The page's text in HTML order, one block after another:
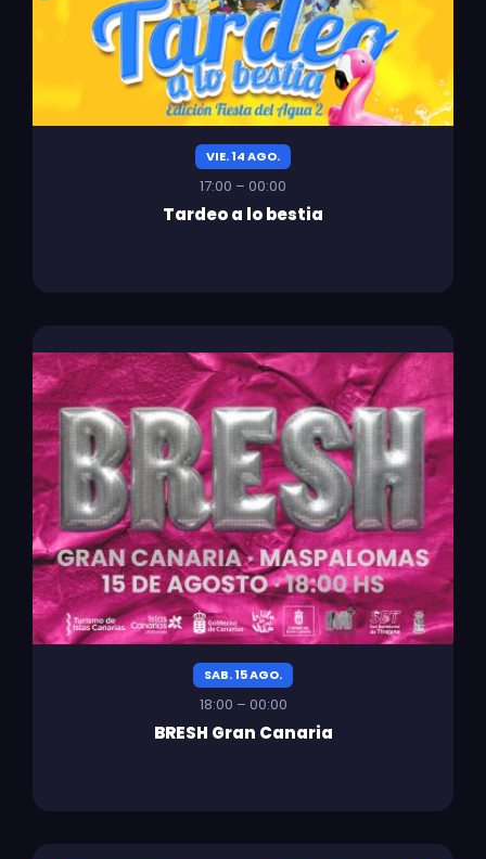
VIE. 14 AGO.
17:00 – 00:00
Tardeo a lo bestia
SAB. 15 AGO.
18:00 – 00:00
BRESH Gran Canaria